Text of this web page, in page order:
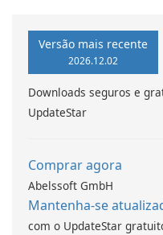
Versão mais recente
2026.12.02
Downloads seguros e
UpdateStar
Comprar agora
Abelssoft GmbH
Mantenha-se
com o UpdateStar